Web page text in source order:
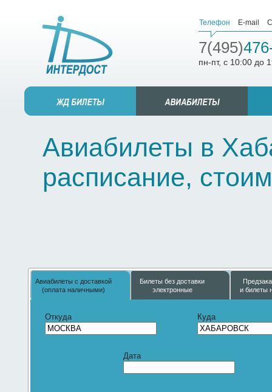
Телефон E-mail
7(495)
пн-пт, с 10:00 до
Авиабилеты в
расписание,
Авиабилеты с доставкой
(оплата наличными)
Билеты без доставки
электронные
и билеты
Откуда Куда
Дата